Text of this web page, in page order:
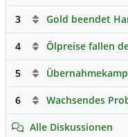
3
4
5
6
Alle Diskussionen